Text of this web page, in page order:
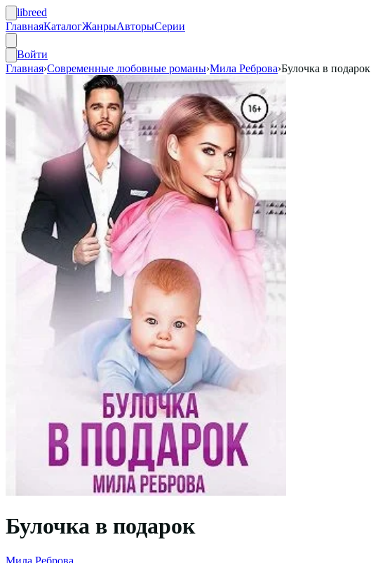
libreed
ГлавнаяКаталогЖанрыАвторыСерии
Войти
Главная›Современные любовные романы›Мила Реброва›Булочка в подарок
Булочка в подарок
Мила Реброва